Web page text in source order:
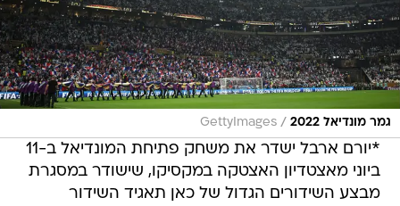
גמר מונדיאל 2022 /
GettyImages
*יורם ארבל ישדר את משחק פתיחת המונדיאל ב-11
ביוני מאצטדיון האצטקה במקסיקו, שישודר במסגרת
מבצע השידורים הגדול של כאן תאגיד השידור